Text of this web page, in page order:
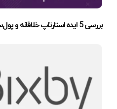
بررسی 5 ایده استارتاپ خلاقانه و پول‌ساز با هوش مصنوعی